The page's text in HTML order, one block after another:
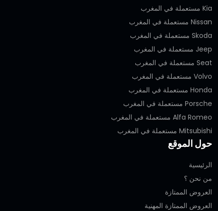
Kia مستعملة في المغرب
Nissan مستعملة في المغرب
Skoda مستعملة في المغرب
Jeep مستعملة في المغرب
Seat مستعملة في المغرب
Volvo مستعملة في المغرب
Honda مستعملة في المغرب
Porsche مستعملة في المغرب
Alfa Romeo مستعملة في المغرب
Mitsubishi مستعملة في المغرب
حول الموقع
الرئيسية
من نحن ؟
العروض الممتازة
العروض الممتازة المهنية‎